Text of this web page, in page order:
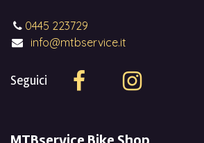
0445 223729
info@mtbservice.it
Seguici